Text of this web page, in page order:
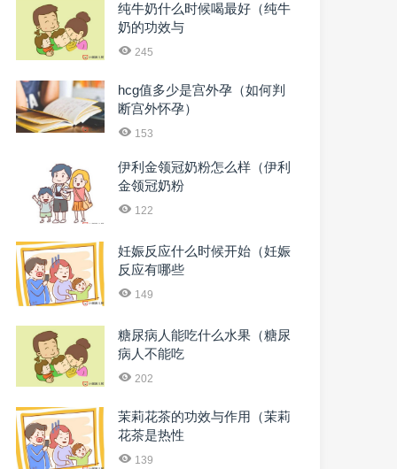
纯牛奶什么时候喝最好（纯牛
奶的功效与
245
hcg值多少是宫外孕（如何判
断宫外怀孕）
153
伊利金领冠奶粉怎么样（伊利
金领冠奶粉
122
妊娠反应什么时候开始（妊娠
反应有哪些
149
糖尿病人能吃什么水果（糖尿
病人不能吃
202
茉莉花茶的功效与作用（茉莉
花茶是热性
139